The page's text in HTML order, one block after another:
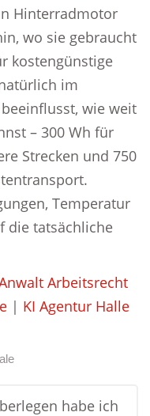
Hinterradmotor
wo sie gebraucht
kostengünstige
im
wie weit
– 300 Wh für
Strecken und 750
Temperatur
die tatsächliche
Arbeitsrecht
| KI Agentur Halle
habe ich